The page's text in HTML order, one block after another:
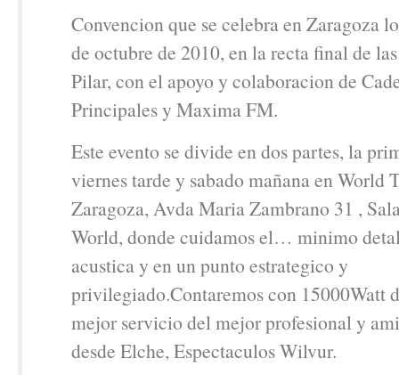
Convencion que se celebra en Zaragoza
de octubre de 2010, en la recta final de
Pilar, con el apoyo y colaboracion de
Principales y Maxima FM.
Este evento se divide en dos partes, la
viernes tarde y sabado mañana en World
Zaragoza, Avda Maria Zambrano 31 ,
World, donde cuidamos el… minimo
acustica y en un punto estrategico y
privilegiado.Contaremos con 15000Watt
mejor servicio del mejor profesional y
desde Elche, Espectaculos Wilvur.